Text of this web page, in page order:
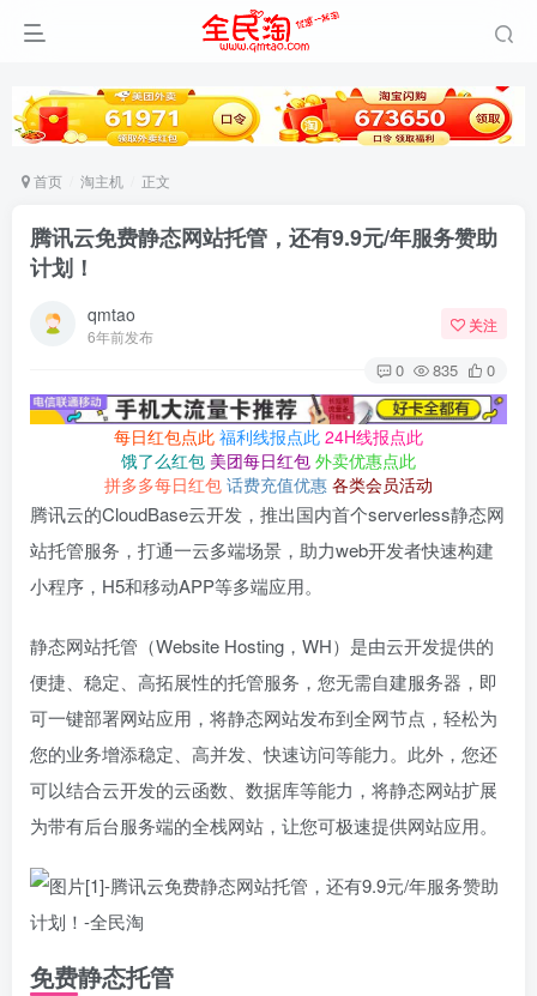
首页 淘主机 正文
腾讯云免费静态网站托管，还有9.9元/年服务赞助
计划！
qmtao
6年前发布
关注
0 835 0
每日红包点此 福利线报点此 24H线报点此
饿了么红包 美团每日红包 外卖优惠点此
拼多多每日红包 话费充值优惠 各类会员活动
腾讯云的CloudBase云开发，推出国内首个serverless静态网
站托管服务，打通一云多端场景，助力web开发者快速构建
小程序，H5和移动APP等多端应用。
静态网站托管（Website Hosting，WH）是由云开发提供的
便捷、稳定、高拓展性的托管服务，您无需自建服务器，即
可一键部署网站应用，将静态网站发布到全网节点，轻松为
您的业务增添稳定、高并发、快速访问等能力。此外，您还
可以结合云开发的云函数、数据库等能力，将静态网站扩展
为带有后台服务端的全栈网站，让您可极速提供网站应用。
免费静态托管